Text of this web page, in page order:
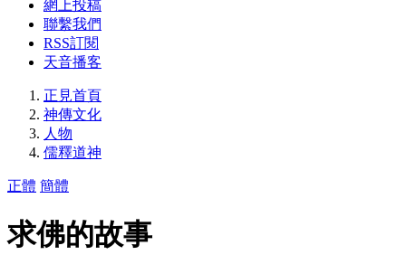
網上投稿
聯繫我們
RSS訂閱
天音播客
正見首頁
神傳文化
人物
儒釋道神
正體 簡體
求佛的故事